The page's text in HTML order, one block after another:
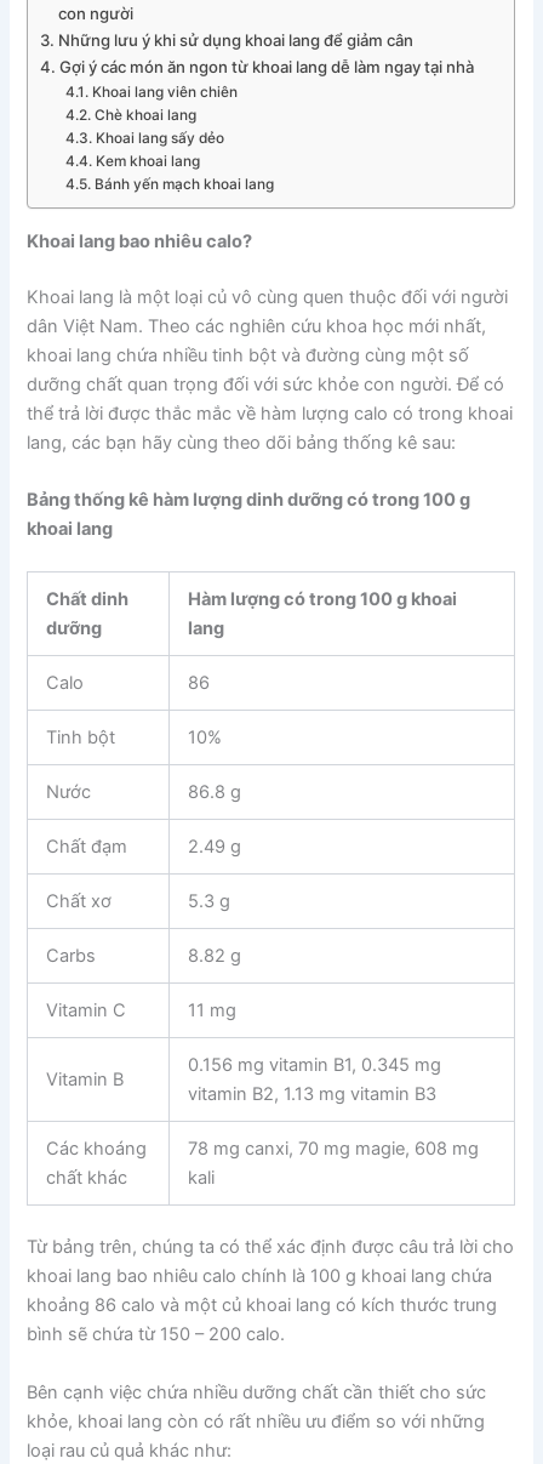
con người
Những lưu ý khi sử dụng khoai lang để giảm cân
Gợi ý các món ăn ngon từ khoai lang dễ làm ngay tại nhà
Khoai lang viên chiên
Chè khoai lang
Khoai lang sấy dẻo
Kem khoai lang
Bánh yến mạch khoai lang
Khoai lang bao nhiêu calo?
Khoai lang là một loại củ vô cùng quen thuộc đối với người
dân Việt Nam. Theo các nghiên cứu khoa học mới nhất,
khoai lang chứa nhiều tinh bột và đường cùng một số
dưỡng chất quan trọng đối với sức khỏe con người. Để có
thể trả lời được thắc mắc về hàm lượng calo có trong khoai
lang, các bạn hãy cùng theo dõi bảng thống kê sau:
Bảng thống kê hàm lượng dinh dưỡng có trong 100 g
khoai lang
Chất dinh
dưỡng
Hàm lượng có trong 100 g khoai
lang
Calo 86
Tinh bột 10%
Nước 86.8 g
Chất đạm 2.49 g
Chất xơ 5.3 g
Carbs 8.82 g
Vitamin C 11 mg
Vitamin B
0.156 mg vitamin B1, 0.345 mg
vitamin B2, 1.13 mg vitamin B3
Các khoáng
chất khác
78 mg canxi, 70 mg magie, 608 mg
kali
Từ bảng trên, chúng ta có thể xác định được câu trả lời cho
khoai lang bao nhiêu calo chính là 100 g khoai lang chứa
khoảng 86 calo và một củ khoai lang có kích thước trung
bình sẽ chứa từ 150 – 200 calo.
Bên cạnh việc chứa nhiều dưỡng chất cần thiết cho sức
khỏe, khoai lang còn có rất nhiều ưu điểm so với những
loại rau củ quả khác như: